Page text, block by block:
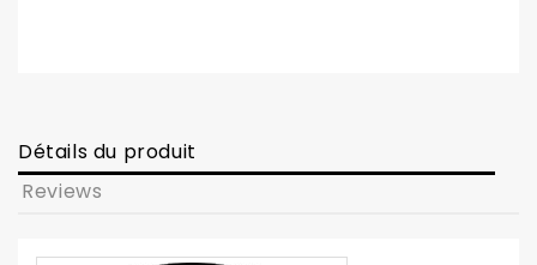
Détails du produit
Reviews